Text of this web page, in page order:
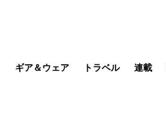
ギア＆ウェア トラベル 連載